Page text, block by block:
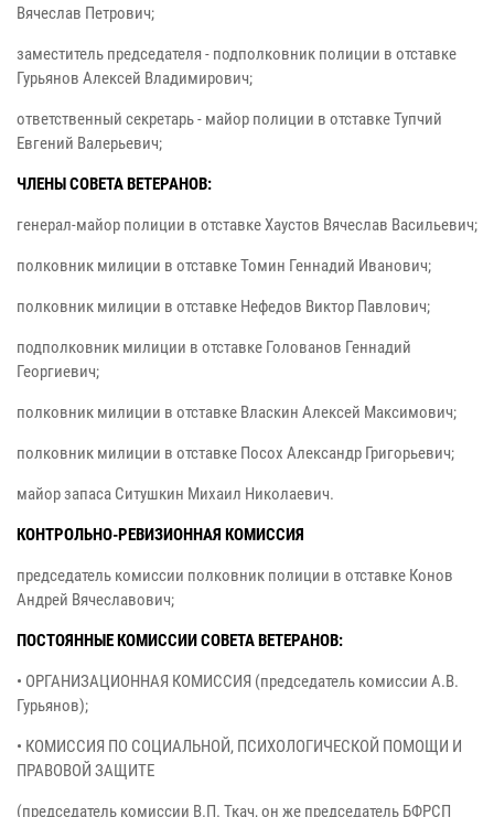
Вячеслав Петрович;
заместитель председателя - подполковник полиции в отставке
Гурьянов Алексей Владимирович;
ответственный секретарь - майор полиции в отставке Тупчий
Евгений Валерьевич;
ЧЛЕНЫ СОВЕТА ВЕТЕРАНОВ:
генерал-майор полиции в отставке Хаустов Вячеслав Васильевич;
полковник милиции в отставке Томин Геннадий Иванович;
полковник милиции в отставке Нефедов Виктор Павлович;
подполковник милиции в отставке Голованов Геннадий
Георгиевич;
полковник милиции в отставке Власкин Алексей Максимович;
полковник милиции в отставке Посох Александр Григорьевич;
майор запаса Ситушкин Михаил Николаевич.
КОНТРОЛЬНО-РЕВИЗИОННАЯ КОМИССИЯ
председатель комиссии полковник полиции в отставке Конов
Андрей Вячеславович;
ПОСТОЯННЫЕ КОМИССИИ СОВЕТА ВЕТЕРАНОВ:
• ОРГАНИЗАЦИОННАЯ КОМИССИЯ (председатель комиссии А.В.
Гурьянов);
• КОМИССИЯ ПО СОЦИАЛЬНОЙ, ПСИХОЛОГИЧЕСКОЙ ПОМОЩИ И
ПРАВОВОЙ ЗАЩИТЕ
(председатель комиссии В.П. Ткач, он же председатель БФРСП